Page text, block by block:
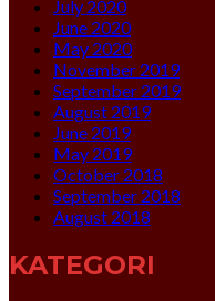
July 2020
June 2020
May 2020
November 2019
September 2019
August 2019
June 2019
May 2019
October 2018
September 2018
August 2018
KATEGORI